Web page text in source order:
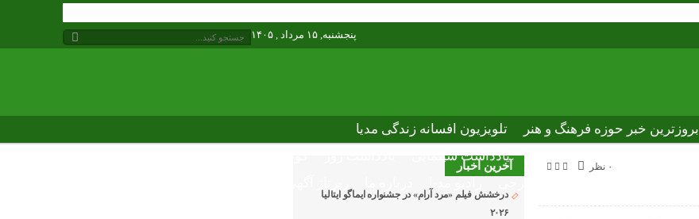
پنجشنبه, ۱۵ مرداد , ۱۴۰۵
بروزترین خبر حوزه فرهنگ و هنر
تلویزیون افسانه زندگی مدیا
یادداشت سینمایی
۰ نظر
آخرین اخبار
درخشش فیلم «مرد آرام» در جشنواره ایماگو ایتالیا
۲۰۲۶